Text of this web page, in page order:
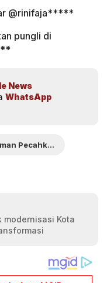
@rinifaja*****
pungli di
News
WhatsApp
Preman Pecahkan Mangkok Tukang Bakso
modernisasi Kota